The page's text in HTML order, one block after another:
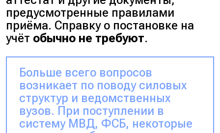
предусмотренные правилами
приёма. Справку о постановке на
учёт обычно не требуют.
Больше всего вопросов
возникает по поводу силовых
структур и ведомственных
вузов. При поступлении в
систему МВД, ФСБ, некоторые